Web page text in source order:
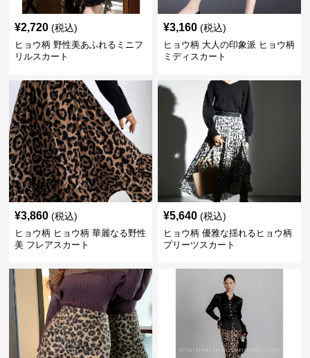
¥2,720 (税込)
ヒョウ柄 野性美あふれるミニフ
リルスカート
¥3,160 (税込)
ヒョウ柄 大人の印象派 ヒョウ柄
ミディスカート
¥3,860 (税込)
ヒョウ柄 ヒョウ柄 華麗なる野性
美 フレアスカート
¥5,640 (税込)
ヒョウ柄 優雅な揺れるヒョウ柄
プリーツスカート